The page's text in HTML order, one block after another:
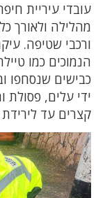
עובדי עיריית
מהלילה ולאורך
ורכבי שטיפה.
הנמוכים כמו
כבישים שנסחפו
ידי עלים, פסולת
קצרים עד